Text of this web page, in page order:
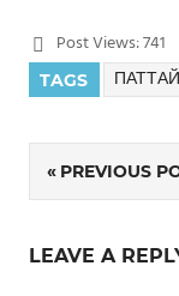
Post Views:741
TAGS
по
PREVIOUS
LEAVE A